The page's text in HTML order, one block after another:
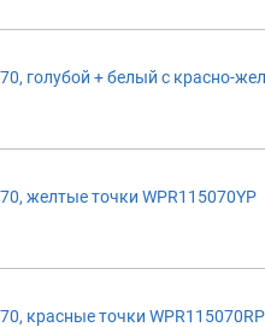
+ белый с красно-
желтые точки WPR115070YP
красные точки WPR115070RP